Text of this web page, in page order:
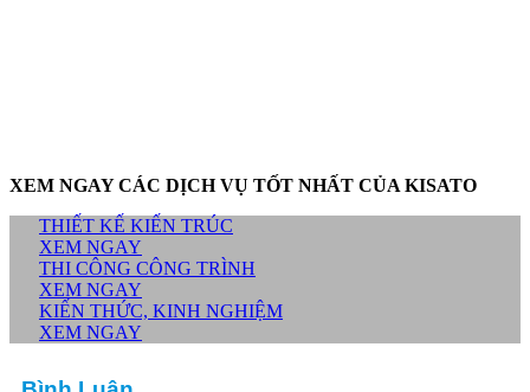
XEM NGAY CÁC DỊCH VỤ TỐT NHẤT CỦA KISATO
THIẾT KẾ KIẾN TRÚC
XEM NGAY
THI CÔNG CÔNG TRÌNH
XEM NGAY
KIẾN THỨC, KINH NGHIỆM
XEM NGAY